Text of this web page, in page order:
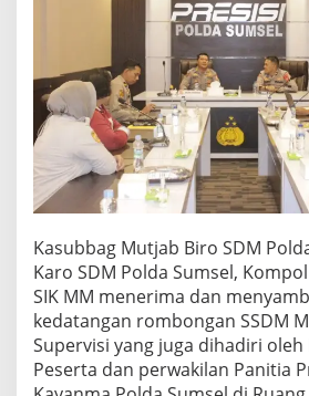
n
i
g
k
a
t
k
a
n
m
t
u
p
l
a
k
s
Kasubbag Mutjab Biro SDM
Karo SDM Polda Sumsel,
SIK MM menerima dan
kedatangan rombongan SSDM
Supervisi yang juga dihadiri oleh
Peserta dan perwakilan Panitia